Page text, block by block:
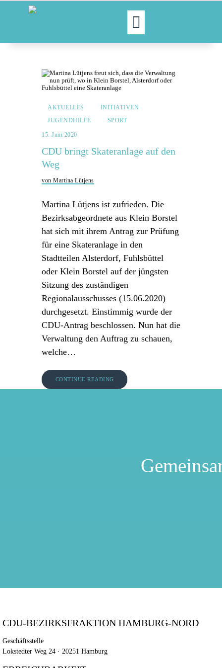
ABGEORDNETE
AKTUELLES
NORDAKTUELL
THEMEN
AUSSCHÜSSE
KONTAKT
PRESSE
AKTUELLES
INITIATIVEN
JUGENDHILFE
SPORT
15. Juni 2020
CDU bringt Skateranlage auf den
Weg
von Martina Lütjens
Martina Lütjens ist zufrieden. Die
Bezirksabgeordnete aus Klein Borstel
hat sich mit ihrem Antrag zur Prüfung
für eine Skateranlage in den
Stadtteilen Alsterdorf, Fuhlsbüttel
oder Klein Borstel auf der jüngsten
Sitzung des zuständigen
Regionalausschusses (15.06.2020)
durchgesetzt. Einstimmig wurde der
CDU-Antrag beschlossen. Nun hat die
Verwaltung den Auftrag zu schauen,
welche…
CONTINUE READING
CDU-BEZIRKSFRAKTION HAMBURG-NORD
Geschäftsstelle
Lokstedter Weg 24 · 20251 Hamburg